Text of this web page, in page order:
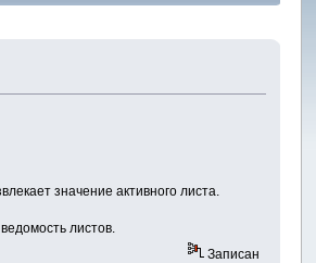
значение активного листа.
листов.
Записан